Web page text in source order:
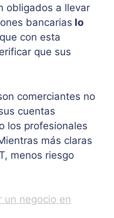
obligados a llevar
bancarias lo
con esta
que sus
comerciantes no
cuentas
los profesionales
más claras
menos riesgo
un negocio en